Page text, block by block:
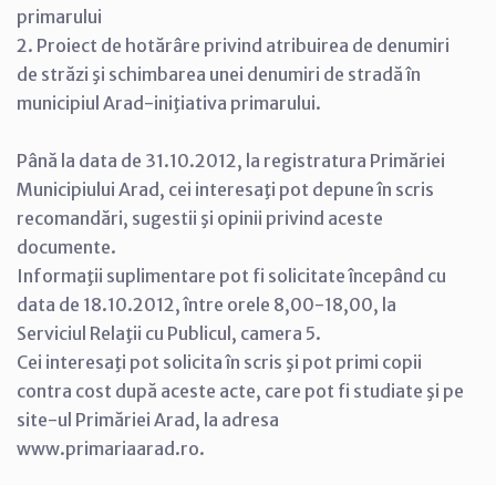
primarului
2. Proiect de hotărâre privind atribuirea de denumiri
de străzi şi schimbarea unei denumiri de stradă în
municipiul Arad-iniţiativa primarului.
Până la data de 31.10.2012, la registratura Primăriei
Municipiului Arad, cei interesaţi pot depune în scris
recomandări, sugestii şi opinii privind aceste
documente.
Informaţii suplimentare pot fi solicitate începând cu
data de 18.10.2012, între orele 8,00-18,00, la
Serviciul Relaţii cu Publicul, camera 5.
Cei interesaţi pot solicita în scris şi pot primi copii
contra cost după aceste acte, care pot fi studiate şi pe
site-ul Primăriei Arad, la adresa
www.primariaarad.ro.